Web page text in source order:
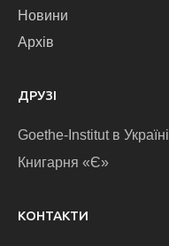
Новини
Архів
ДРУЗІ
Goethe-Institut в Україні
Книгарня «Є»
КОНТАКТИ